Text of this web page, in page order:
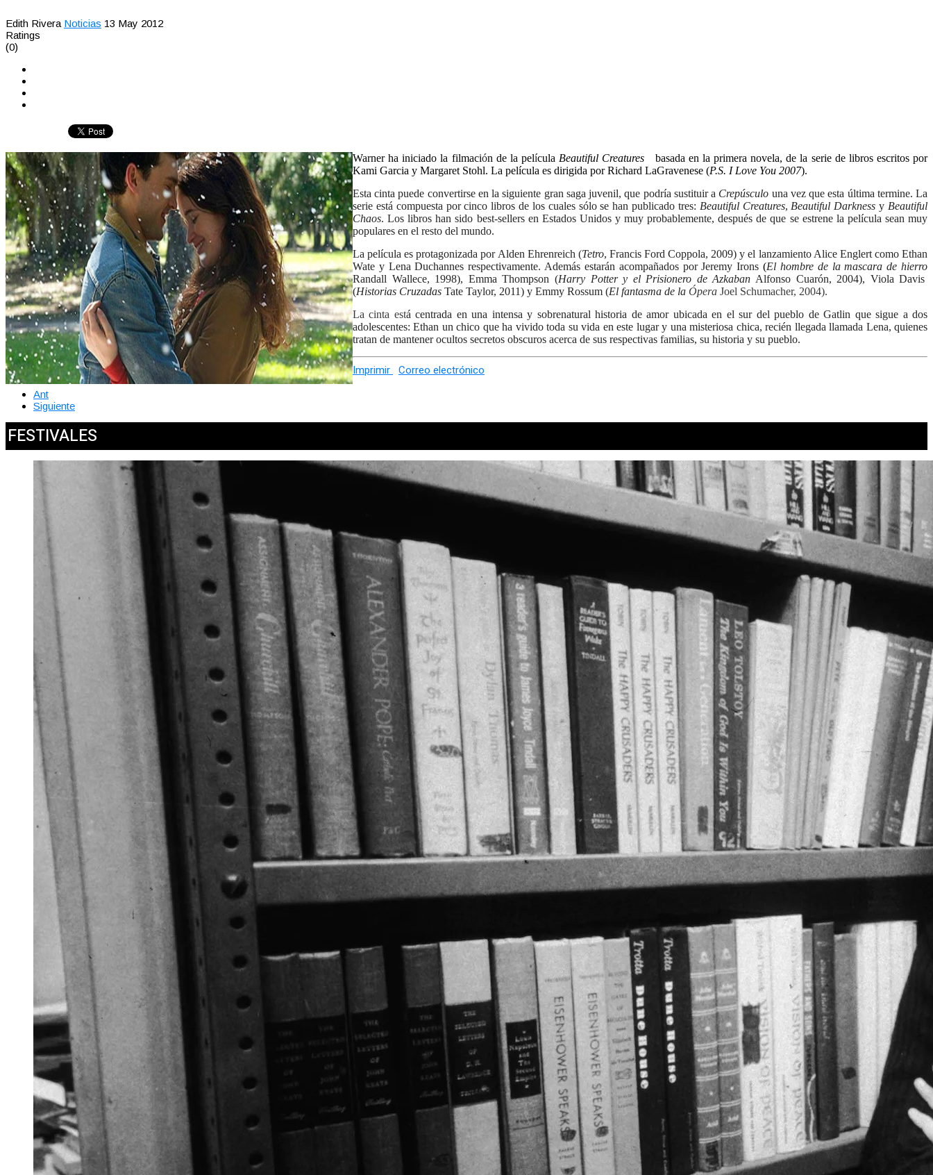
Edith Rivera Noticias 13 May 2012
Ratings
(0)
Warner ha iniciado la filmación de la película Beautiful Creatures
basada en la primera novela, de la serie de libros escritos por
Kami Garcia y Margaret Stohl. La película es dirigida por Richard LaGravenese (P.S. I Love You 2007).
Esta cinta puede convertirse en la siguiente gran saga juvenil, que podría sustituir a Crepúsculo una vez que esta última termine. La
serie está compuesta por cinco libros de los cuales sólo se han publicado tres: Beautiful Creatures, Beautiful Darkness y Beautiful
Chaos. Los libros han sido best-sellers en Estados Unidos y muy probablemente, después de que se estrene la película sean muy
populares en el resto del mundo.
La película es protagonizada por Alden Ehrenreich (Tetro, Francis Ford Coppola, 2009) y el lanzamiento Alice Englert como Ethan
Wate y Lena Duchannes respectivamente. Además estarán acompañados por Jeremy Irons(El hombre de la mascara de hierro
Randall Wallece, 1998), Emma Thompson (Harry Potter y el Prisionero de Azkaban Alfonso Cuarón, 2004), Viola Davis
(Historias Cruzadas Tate Taylor, 2011) y Emmy Rossum (El fantasma de la Ópera Joel Schumacher, 2004).
La cinta está centrada en una intensa y sobrenatural historia de amor ubicada en el sur del pueblo de Gatlin que sigue a dos
adolescentes: Ethan un chico que ha vivido toda su vida en este lugar y una misteriosa chica, recién llegada llamada Lena, quienes
tratan de mantener ocultos secretos obscuros acerca de sus respectivas familias, su historia y su pueblo.
Imprimir Correo electrónico
Ant
Siguiente
FESTIVALES